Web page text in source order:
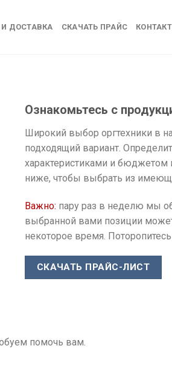
И ДОСТАВКА СКАЧАТЬ ПРАЙС
Ознакомьтесь с
Широкий выбор оргтехники в
подходящий вариант.
характеристиками и бюджетом
ниже, чтобы выбрать из
Важно: пару раз в неделю мы
выбранной вами позиции
некоторое время.
СКАЧАТЬ ПРАЙС-ЛИСТ
помочь вам.